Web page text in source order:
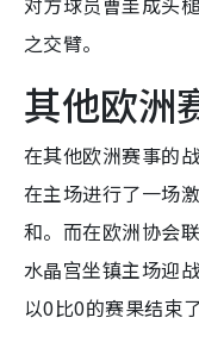
之交臂。
其他欧洲
在其他欧洲赛事的
在主场进行了一场
和。而在欧洲协会
水晶宫坐镇主场迎
以0比0的赛果结束